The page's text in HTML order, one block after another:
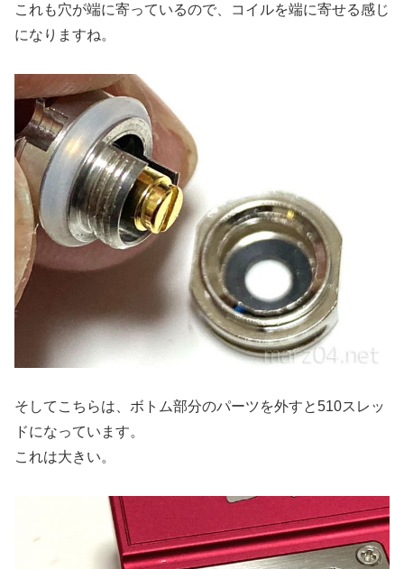
これも穴が端に寄っているので、コイルを端に寄せる感じ
になりますね。
そしてこちらは、ボトム部分のパーツを外すと510スレッ
ドになっています。
これは大きい。